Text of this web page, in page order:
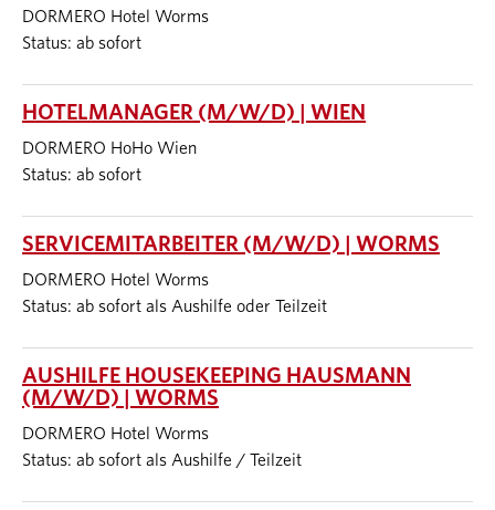
DORMERO Hotel Worms
Status: ab sofort
HOTELMANAGER (M/W/D) | WIEN
DORMERO HoHo Wien
Status: ab sofort
SERVICEMITARBEITER (M/W/D) | WORMS
DORMERO Hotel Worms
Status: ab sofort als Aushilfe oder Teilzeit
AUSHILFE HOUSEKEEPING HAUSMANN
(M/W/D) | WORMS
DORMERO Hotel Worms
Status: ab sofort als Aushilfe / Teilzeit